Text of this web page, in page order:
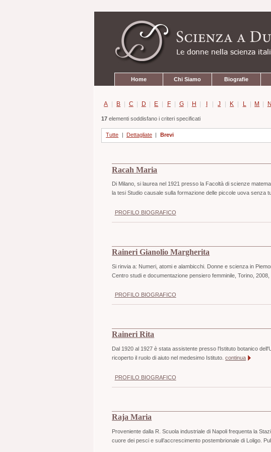
contenuti.
navigazione
Home Chi Siamo Biografie
A | B | C | D | E | F | G | H | I | J | K | L | M | N
17elementi soddisfano i criteri specificati
Tutte Dettagliate Brevi
Racah Maria
Di Milano, si laurea nel 1921 presso la Facoltà di scienze
la tesi Studio causale sulla formazione delle piccole uova senza
PROFILO BIOGRAFICO
Raineri Gianolio Margherita
Si rinvia a: Numeri, atomi e alambicchi. Donne e scienza in
Centro studi e documentazione pensiero femminile, Torino,
PROFILO BIOGRAFICO
Raineri Rita
Dal 1920 al 1927 è stata assistente presso l'Istituto botanico
ricoperto il ruolo di aiuto nel medesimo Istituto.continua
PROFILO BIOGRAFICO
Raja Maria
Proveniente dalla R. Scuola industriale di Napoli frequenta la
cuore dei pesci e sull’accrescimento postembrionale di Loligo.